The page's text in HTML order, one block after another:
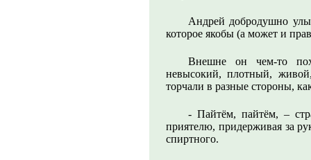
Андрей добродушно
которое якобы (а может и
Внешне он чем-то
невысокий, плотный,
торчали в разные стороны,
- Пайтём, пайтём, –
приятелю, придерживая за
спиртного.